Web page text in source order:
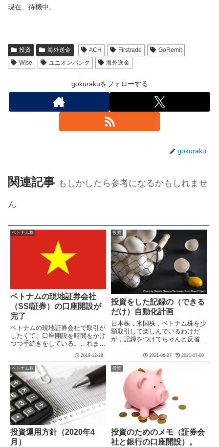
現在、待機中。
投資 海外送金 ACH Firstrade
GoRemit
Wise
ユニオンバンク 海外送金
gokurakuをフォローする
gokuraku
関連記事 もしかしたら参考になるかもしれませ
ん
ベトナム株
ベトナムの現地証券会社
（SSI証券）の口座開設が
完了
ベトナムの現地証券会社で取引が
したくて、口座開設を時間をかけ
つつ手続きをしている。これまで
の経緯は、こちらをご参照。さら
に、その後の経緯 SSI証券に送る
書類は、全部印刷してサインし
て、SSI証券の日本語担当の方に
PDFを送って内容を確認し...
2019-12-28
投資
投資をした記録の（できる
だけ）自動化計画
日本株，米国株，ベトナム株を少
額取引して楽しんでいるわけだ
が，記録をつけてちゃんと反省す
ころは伸ばしていきたいと思って
いる。そのためには，現状のポー
トフォリオの正確な把握と，取引
履歴を集計する必要がある。
Twi...
2021-06-27 2021-07-08
ベトナム株
投資運用方針（2020年4
月）
投資
投資のためのメモ（証券会
社と銀行の口座開設）。